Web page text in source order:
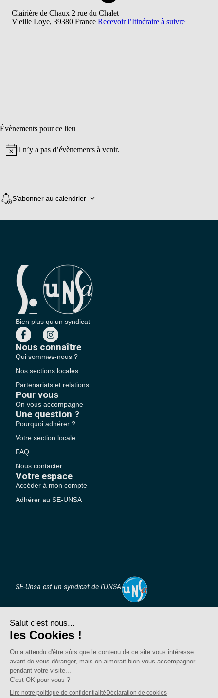
Clairière de Chaux 2 rue du Chalet
Vieille Loye, 39380 France Recevoir l’Itinéraire à suivre
Évènements pour ce lieu
NoticeIl n’y a pas d’évènements à venir.
S’abonner au calendrier
Bien plus qu'un syndicat
Nous connaître
Qui sommes-nous ?
Nos sections locales
Partenariats et relations
Pour vous
On vous accompagne
Une question ?
Pourquoi adhérer ?
Votre section locale
FAQ
Nous contacter
Votre espace
Accéder à mon compte
Adhérer au SE-UNSA
SE-Unsa est un syndicat de l’UNSA
Site réalisé avec ❤️ par AKWO
Politique de confidentialité